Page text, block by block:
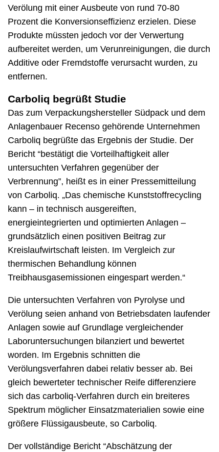
Verölung mit einer Ausbeute von rund 70-80
Prozent die Konversionseffizienz erzielen. Diese
Produkte müssten jedoch vor der Verwertung
aufbereitet werden, um Verunreinigungen, die durch
Additive oder Fremdstoffe verursacht wurden, zu
entfernen.
Carboliq begrüßt Studie
Das zum Verpackungshersteller Südpack und dem
Anlagenbauer Recenso gehörende Unternehmen
Carboliq begrüßte das Ergebnis der Studie. Der
Bericht “bestätigt die Vorteilhaftigkeit aller
untersuchten Verfahren gegenüber der
Verbrennung”, heißt es in einer Pressemitteilung
von Carboliq. „Das chemische Kunststoffrecycling
kann – in technisch ausgereiften,
energieintegrierten und optimierten Anlagen –
grundsätzlich einen positiven Beitrag zur
Kreislaufwirtschaft leisten. Im Vergleich zur
thermischen Behandlung können
Treibhausgasemissionen eingespart werden.“
Die untersuchten Verfahren von Pyrolyse und
Verölung seien anhand von Betriebsdaten laufender
Anlagen sowie auf Grundlage vergleichender
Laboruntersuchungen bilanziert und bewertet
worden. Im Ergebnis schnitten die
Verölungsverfahren dabei relativ besser ab. Bei
gleich bewerteter technischer Reife differenziere
sich das carboliq-Verfahren durch ein breiteres
Spektrum möglicher Einsatzmaterialien sowie eine
größere Flüssigausbeute, so Carboliq.
Der vollständige Bericht “Abschätzung der